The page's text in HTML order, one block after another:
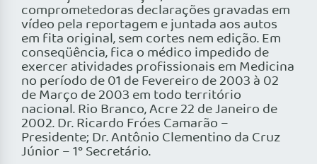
comprometedoras declarações gravadas em
vídeo pela reportagem e juntada aos autos
em fita original, sem cortes nem edição. Em
conseqüência, fica o médico impedido de
exercer atividades profissionais em Medicina
no período de 01 de Fevereiro de 2003 à 02
de Março de 2003 em todo território
nacional. Rio Branco, Acre 22 de Janeiro de
2002. Dr. Ricardo Fróes Camarão –
Presidente; Dr. Antônio Clementino da Cruz
Júnior – 1° Secretário.